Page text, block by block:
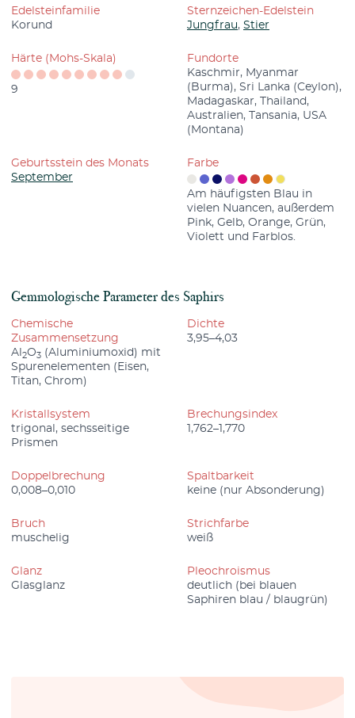
Edelsteinfamilie
Korund
Sternzeichen-Edelstein
Jungfrau, Stier
Härte (Mohs-Skala)
9
Fundorte
Kaschmir, Myanmar
(Burma), Sri Lanka (Ceylon),
Madagaskar, Thailand,
Australien, Tansania, USA
(Montana)
Geburtsstein des Monats
September
Farbe
Am häufigsten Blau in
vielen Nuancen, außerdem
Pink, Gelb, Orange, Grün,
Violett und Farblos.
Gemmologische Parameter des Saphirs
Chemische
Zusammensetzung
Al 2O3 (Aluminiumoxid) mit
Spurenelementen (Eisen,
Titan, Chrom)
Dichte
3,95–4,03
Kristallsystem
trigonal, sechsseitige
Prismen
Brechungsindex
1,762–1,770
Doppelbrechung
0,008–0,010
Spaltbarkeit
keine (nur Absonderung)
Bruch
muschelig
Strichfarbe
weiß
Glanz
Glasglanz
Pleochroismus
deutlich (bei blauen
Saphiren blau / blaugrün)